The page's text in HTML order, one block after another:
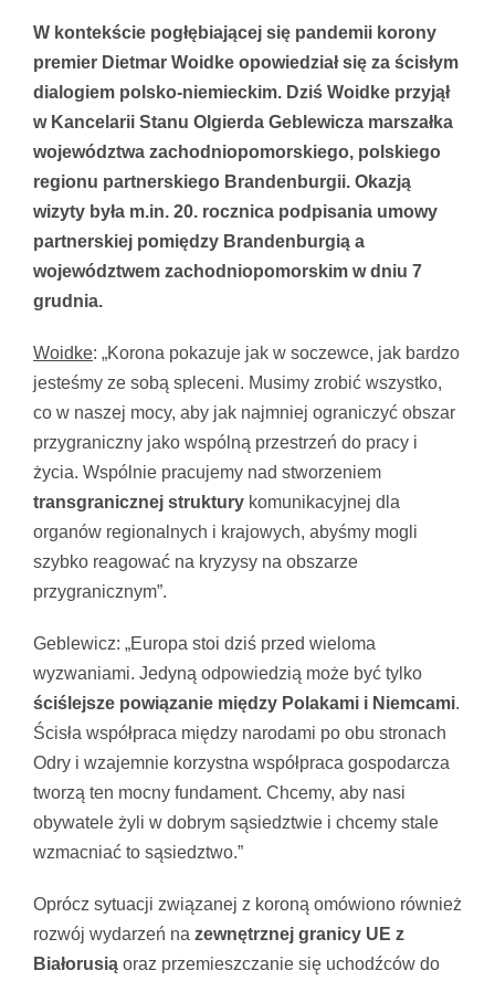
większy
obrazek
W kontekście pogłębiającej się pandemii korony
premier Dietmar Woidke opowiedział się za ścisłym
dialogiem polsko-niemieckim. Dziś Woidke przyjął
w Kancelarii Stanu Olgierda Geblewicza marszałka
województwa zachodniopomorskiego, polskiego
regionu partnerskiego Brandenburgii. Okazją
wizyty była m.in. 20. rocznica podpisania umowy
partnerskiej pomiędzy Brandenburgią a
województwem zachodniopomorskim w dniu 7
grudnia.
Woidke: „Korona pokazuje jak w soczewce, jak bardzo
jesteśmy ze sobą spleceni. Musimy zrobić wszystko,
co w naszej mocy, aby jak najmniej ograniczyć obszar
przygraniczny jako wspólną przestrzeń do pracy i
życia. Wspólnie pracujemy nad stworzeniem
transgranicznej struktury komunikacyjnej dla
organów regionalnych i krajowych, abyśmy mogli
szybko reagować na kryzysy na obszarze
przygranicznym”.
Geblewicz: „Europa stoi dziś przed wieloma
wyzwaniami. Jedyną odpowiedzią może być tylko
ściślejsze powiązanie między Polakami i Niemcami.
Ścisła współpraca między narodami po obu stronach
Odry i wzajemnie korzystna współpraca gospodarcza
tworzą ten mocny fundament. Chcemy, aby nasi
obywatele żyli w dobrym sąsiedztwie i chcemy stale
wzmacniać to sąsiedztwo.”
Oprócz sytuacji związanej z koroną omówiono również
rozwój wydarzeń na zewnętrznej granicy UE z
Białorusią oraz przemieszczanie się uchodźców do